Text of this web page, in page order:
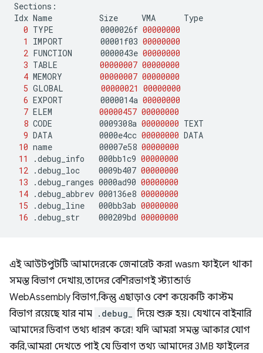
Sections:
Idx Name Size VMA
0 TYPE 0000026f 00000000
1
IMPORT 00001f03 00000000
2 FUNCTION 0000043e 00000000
3 TABLE 00000007 00000000
4 MEMORY 00000007 00000000
5 GLOBAL 00000021 00000000
6 EXPORT 0000014a 00000000
7 ELEM 00000457 00000000
8 CODE 0009308a 00000000
9 DATA 0000e4cc 00000000
10 name 00007e58 00000000
11
.debug_info 000bb1c9 00000000
12 .debug_loc 0009b407 00000000
13
.debug_ranges 0000ad90 00000000
14 .debug_abbrev 000136e8 00000000
15
.debug_line 000bb3ab 00000000
16
.debug_str 000209bd 00000000
এই আউটপুটটি আমাদেরকে জেনারেট করা wasm ফাইলে থাকা
সমস্ত বিভাগ দেখায়, তাদের বেশিরভাগই স্ট্যান্ডার্ড
WebAssembly বিভাগ, কিন্তু এছাড়াও বেশ কয়েকটি কাস্টম
বিভাগ রয়েছে যার নাম .debug_
দিয়ে শুরু হয়। যেখানে বাইনারি
আমাদের ডিবাগ তথ্য ধারণ করে! যদি আমরা সমস্ত আকার যোগ
করি, আমরা দেখতে পাই যে ডিবাগ তথ্য আমাদের 3MB ফাইলের